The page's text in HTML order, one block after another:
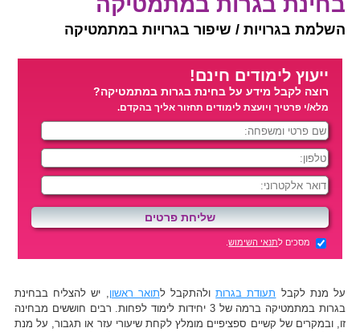
השלמת בגרויות / שיפור בגרויות במתמטיקה
ייעוץ לימודים חינם!
רוצה לקבל מידע על בחינת בגרות במתמטיקה?
מלא/י פרטיך ויועצת לימודים תחזור אליך בהקדם.
מסכים לתנאי השימוש.
על מנת לקבל תעודת בגרותולהתקבל לתואר ראשון, יש להצליח בבחינת
בגרות במתמטיקה ברמה של 3 יחידות לימוד לפחות. רבים חוששים מבחינה
זו, ובמקרים של קשיים ספציפיים מומלץ לקחת שיעורי עזר או תגבור, על מנת